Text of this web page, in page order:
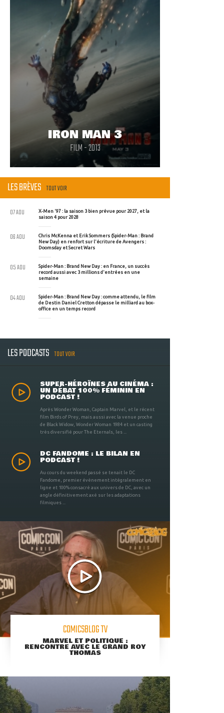
IRON MAN 3
FILM - 2013
LES BRÈVES TOUT VOIR
X-Men '97 : la saison 3 bien prévue pour 2027, et la
saison 4 pour 2028
07 AOU
Chris McKenna et Erik Sommers (Spider-Man : Brand
New Day) en renfort sur l'écriture de Avengers :
Doomsday et Secret Wars
06 AOU
Spider-Man : Brand New Day : en France, un succès
record aussi avec 3 millions d'entrées en une
semaine
05 AOU
Spider-Man : Brand New Day : comme attendu, le film
de Destin Daniel Cretton dépasse le milliard au box-
office en un temps record
04 AOU
LES PODCASTS TOUT VOIR
SUPER-HÉROÏNES AU CINÉMA :
UN DÉBAT 100% FÉMININ EN
PODCAST !
Après Wonder Woman, Captain Marvel, et le récent
film Birds of Prey, mais aussi avec la venue proche
de Black Widow, Wonder Woman 1984 et un casting
très diversifié pour The Eternals, les ...
DC FANDOME : LE BILAN EN
PODCAST !
Au cours du weekend passé se tenait le DC
Fandome, premier évènement intégralement en
ligne et 100% consacré aux univers de DC, avec un
angle définitivement axé sur les adaptations
filmiques ...
COMICSBLOG TV
MARVEL ET POLITIQUE :
RENCONTRE AVEC LE GRAND ROY
THOMAS